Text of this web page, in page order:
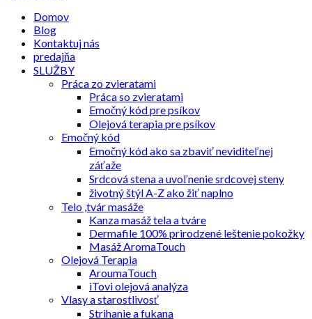
Domov
Blog
Kontaktuj nás
predajňa
SLUŽBY
Práca zo zvieratami
Práca so zvieratami
Emočný kód pre psíkov
Olejová terapia pre psíkov
Emočný kód
Emočný kód ako sa zbaviť neviditeľnej
záťaže
Srdcová stena a uvoľnenie srdcovej steny
životný štýl A-Z ako žiť naplno
Telo ,tvár masáže
Kanza masáž tela a tváre
Dermafile 100% prirodzené leštenie pokožky
Masáž AromaTouch
Olejová Terapia
AroumaTouch
iTovi olejová analýza
Vlasy a starostlivosť
Strihanie a fukana